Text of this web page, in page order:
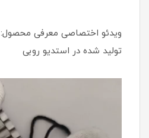
ویدئو اختصاصی معرفی محصول:
تولید شده در استدیو روبی